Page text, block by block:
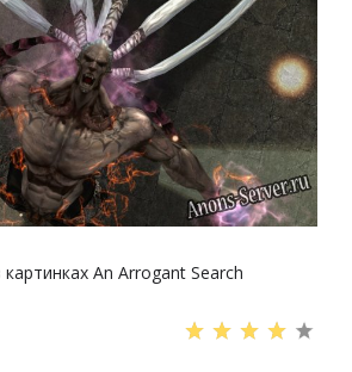
An Arrogant Search